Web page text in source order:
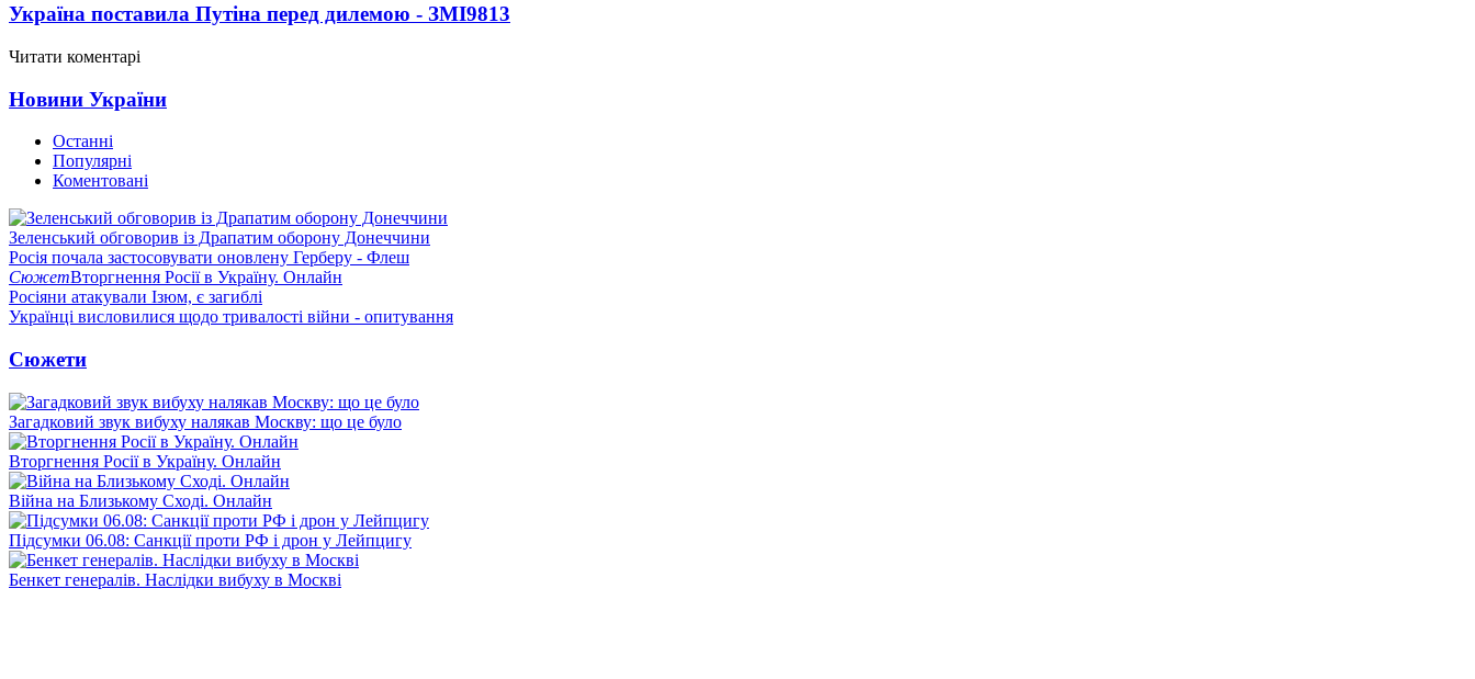
Україна поставила Путіна перед дилемою - ЗМІ9813
Читати коментарі
Новини України
Останні
Популярні
Коментовані
Зеленський обговорив із Драпатим оборону Донеччини
Росія почала застосовувати оновлену Герберу - Флеш
СюжетВторгнення Росії в Україну. Онлайн
Росіяни атакували Ізюм, є загиблі
Українці висловилися щодо тривалості війни - опитування
Сюжети
Загадковий звук вибуху налякав Москву: що це було
Вторгнення Росії в Україну. Онлайн
Війна на Близькому Сході. Онлайн
Підсумки 06.08: Санкції проти РФ і дрон у Лейпцигу
Бенкет генералів. Наслідки вибуху в Москві